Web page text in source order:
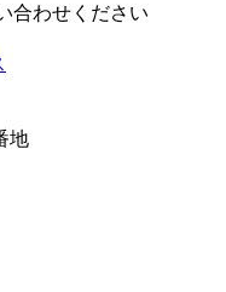
合わせください
地